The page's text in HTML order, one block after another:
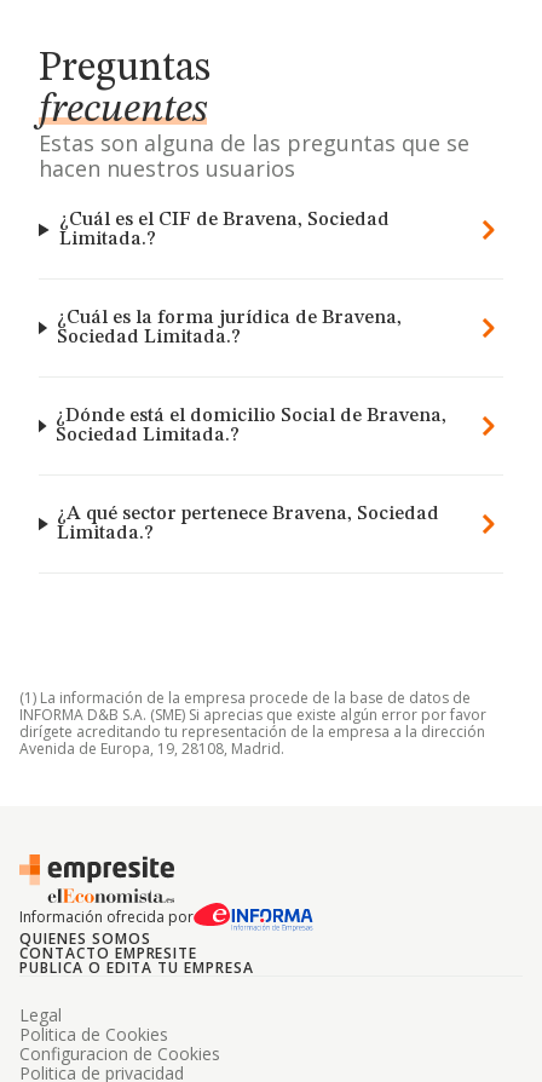
Preguntas
frecuentes
Estas son alguna de las preguntas que se
hacen nuestros usuarios
¿Cuál es el CIF de Bravena, Sociedad
Limitada.?
¿Cuál es la forma jurídica de Bravena,
Sociedad Limitada.?
¿Dónde está el domicilio Social de Bravena,
Sociedad Limitada.?
¿A qué sector pertenece Bravena, Sociedad
Limitada.?
(1) La información de la empresa procede de la base de datos de
INFORMA D&B S.A. (SME) Si aprecias que existe algún error por favor
dirígete acreditando tu representación de la empresa a la dirección
Avenida de Europa, 19, 28108, Madrid.
Información ofrecida por
QUIENES SOMOS
CONTACTO EMPRESITE
PUBLICA O EDITA TU EMPRESA
Legal
Politica de Cookies
Configuracion de Cookies
Politica de privacidad